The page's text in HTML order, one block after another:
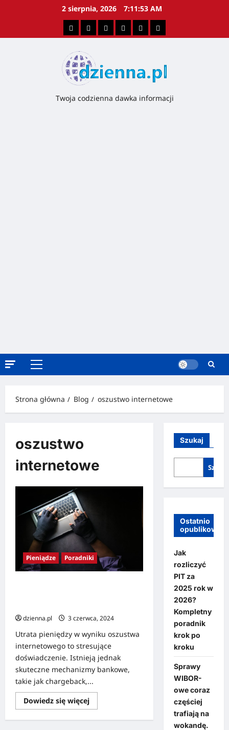
2 sierpnia, 2026 7:11:53 AM
Twoja codzienna dawka informacji
Strona główna Blog oszustwo internetowe
oszustwo
internetowe
Pieniądze Poradniki
dzienna.pl
3 czerwca, 2024
Utrata pieniędzy w wyniku oszustwa
internetowego to stresujące
doświadczenie. Istnieją jednak
skuteczne mechanizmy bankowe,
takie jak chargeback,...
Dowiedz się więcej
Szukaj
Szukaj
Ostatnio
Jak
rozliczyć
PIT za
2025 rok w
2026?
Kompletny
poradnik
krok po
kroku
Sprawy
WIBOR-
owe coraz
częściej
trafiają na
wokandę.